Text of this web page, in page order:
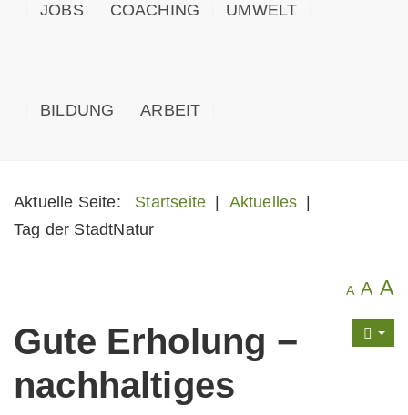
JOBS COACHING UMWELT
BILDUNG ARBEIT
Aktuelle Seite: Startseite Aktuelles
Tag der StadtNatur
A A A
Gute Erholung −
nachhaltiges